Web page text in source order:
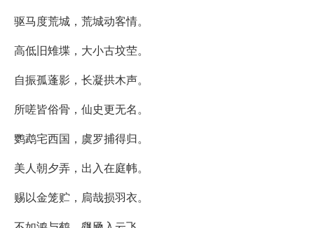
驱马度荒城，荒城动客情。
高低旧雉堞，大小古坟茔。
自振孤蓬影，长凝拱木声。
所嗟皆俗骨，仙史更无名。
鹦鹉宅西国，虞罗捕得归。
美人朝夕弄，出入在庭帏。
赐以金笼贮，扃哉损羽衣。